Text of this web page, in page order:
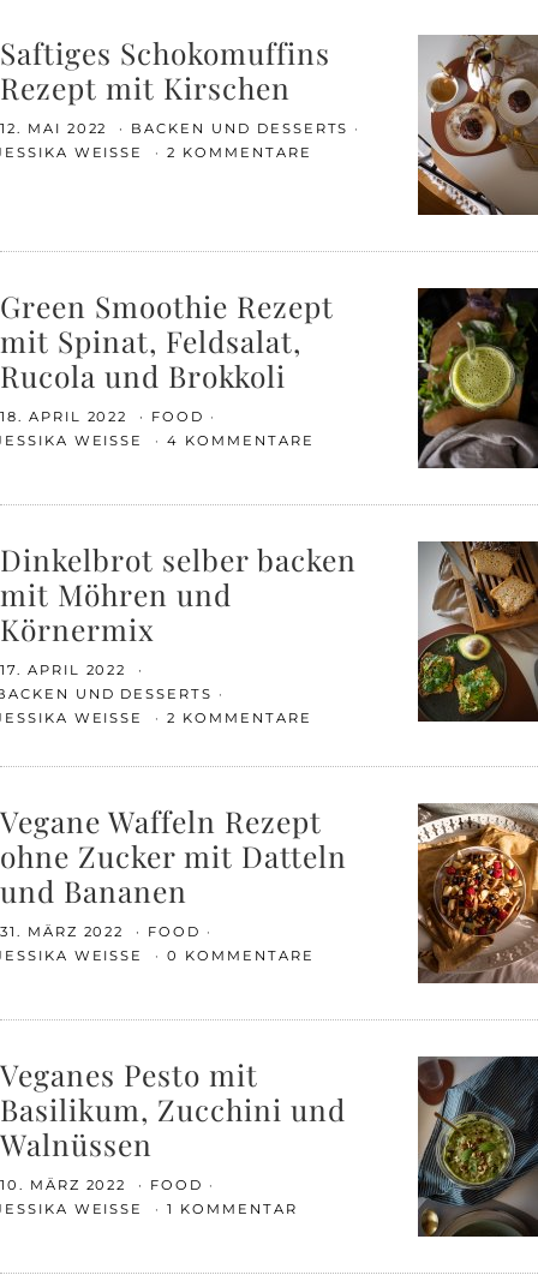
Saftiges Schokomuffins
Rezept mit Kirschen
12. MAI 2022
BACKEN UND DESSERTS
WEISSE
2 KOMMENTARE
Green Smoothie Rezept
mit Spinat, Feldsalat,
Rucola und Brokkoli
18. APRIL 2022
FOOD
WEISSE
4 KOMMENTARE
Dinkelbrot selber backen
mit Möhren und
Körnermix
17. APRIL 2022
UND DESSERTS
WEISSE
2 KOMMENTARE
Vegane Waffeln Rezept
ohne Zucker mit Datteln
und Bananen
31. MÄRZ 2022
FOOD
WEISSE
0 KOMMENTARE
Veganes Pesto mit
Basilikum, Zucchini und
Walnüssen
10. MÄRZ 2022
FOOD
WEISSE
1 KOMMENTAR